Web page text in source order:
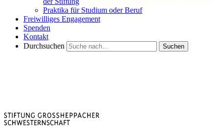
Praktika für Studium oder Beruf
Freiwilliges Engagement
Spenden
Kontakt
Durchsuchen
Suchen